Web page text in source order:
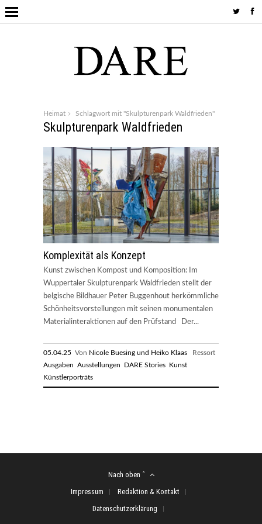
Heimat Schlagwort mit "Skulpturenpark Waldfrieden"
Skulpturenpark Waldfrieden
Komplexität als Konzept
Kunst zwischen Kompost und Komposition: Im
Wuppertaler Skulpturenpark Waldfrieden stellt der
belgische Bildhauer Peter Buggenhout herkömmliche
Schönheitsvorstellungen mit seinen monumentalen
Materialinteraktionen auf den Prüfstand Der...
05.04.25 Von Nicole Buesing und Heiko Klaas Ressort
Ausgaben Ausstellungen DARE Stories Kunst
Künstlerporträts
Nach oben ˆ
Impressum
Redaktion & Kontakt
Datenschutzerklärung